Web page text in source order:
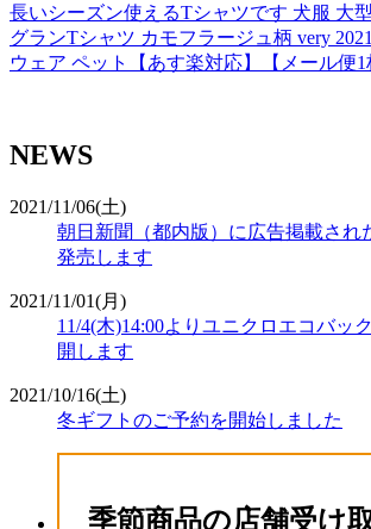
長いシーズン使えるTシャツです 犬服 大
グランTシャツ カモフラージュ柄 very
ウェア ペット【あす楽対応】【メール便1
NEWS
2021/11/06(土)
朝日新聞（都内版）に広告掲載され
発売します
2021/11/01(月)
11/4(木)14:00よりユニクロエコバッ
開します
2021/10/16(土)
冬ギフトのご予約を開始しました
季節商品の店舗受け